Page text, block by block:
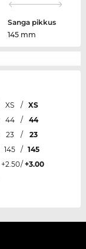
Sanga pikkus
145 mm
XS /
XS
44 /
44
23 /
23
145 / 145
+2.50/ +3.00